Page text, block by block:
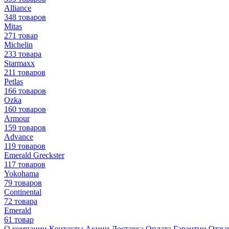
Alliance
348 товаров
Mitas
271 товар
Michelin
233 товара
Starmaxx
211 товаров
Petlas
166 товаров
Ozka
160 товаров
Armour
159 товаров
Advance
119 товаров
Emerald Greckster
117 товаров
Yokohama
79 товаров
Continental
72 товара
Emerald
61 товар